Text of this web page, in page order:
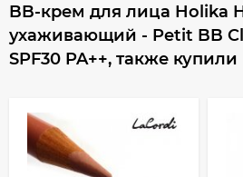
BB-крем для лица Holika
ухаживающий - Petit BB
SPF30 PA++, также купили